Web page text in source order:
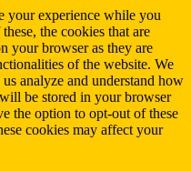
your experience while you
the cookies that are
your browser as they are
of the website. We
analyze and understand how
be stored in your browser
the option to opt-out of these
cookies may affect your